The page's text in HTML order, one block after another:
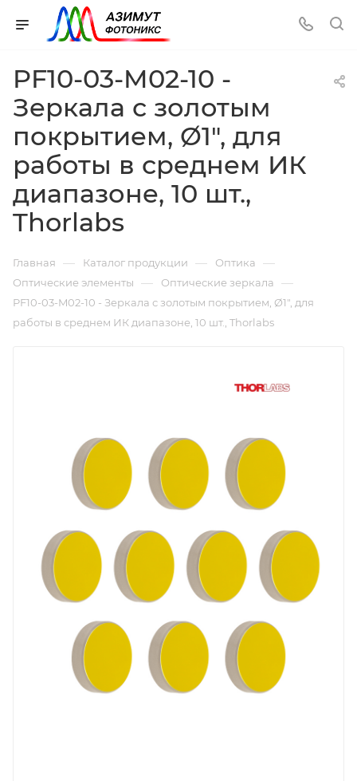
PF10-03-M02-10 -
Зеркала с золотым
покрытием, Ø1", для
работы в среднем ИК
диапазоне, 10 шт.,
Thorlabs
Главная — Каталог продукции — Оптика —
Оптические элементы — Оптические зеркала —
PF10-03-M02-10 - Зеркала с золотым покрытием, Ø1", для
работы в среднем ИК диапазоне, 10 шт., Thorlabs